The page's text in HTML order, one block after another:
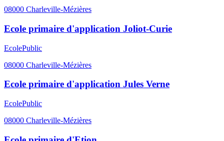
08000 Charleville-Mézières
Ecole primaire d'application Joliot-Curie
EcolePublic
08000 Charleville-Mézières
Ecole primaire d'application Jules Verne
EcolePublic
08000 Charleville-Mézières